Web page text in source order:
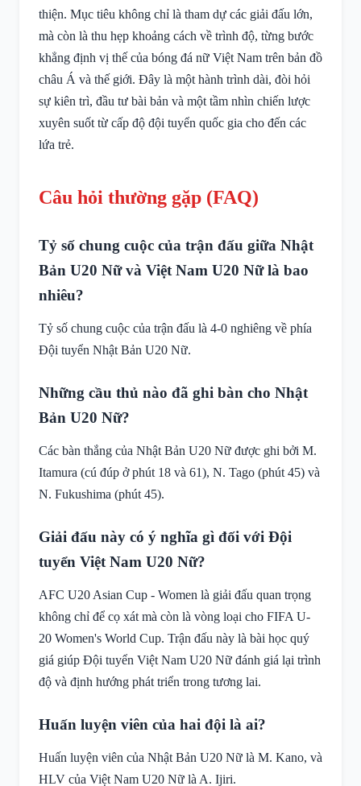
thiện. Mục tiêu không chỉ là tham dự các giải đấu lớn,
mà còn là thu hẹp khoảng cách về trình độ, từng bước
khẳng định vị thế của bóng đá nữ Việt Nam trên bản đồ
châu Á và thế giới. Đây là một hành trình dài, đòi hỏi
sự kiên trì, đầu tư bài bản và một tầm nhìn chiến lược
xuyên suốt từ cấp độ đội tuyển quốc gia cho đến các
lứa trẻ.
Câu hỏi thường gặp (FAQ)
Tỷ số chung cuộc của trận đấu giữa Nhật
Bản U20 Nữ và Việt Nam U20 Nữ là bao
nhiêu?
Tỷ số chung cuộc của trận đấu là 4-0 nghiêng về phía
Đội tuyển Nhật Bản U20 Nữ.
Những cầu thủ nào đã ghi bàn cho Nhật
Bản U20 Nữ?
Các bàn thắng của Nhật Bản U20 Nữ được ghi bởi M.
Itamura (cú đúp ở phút 18 và 61), N. Tago (phút 45) và
N. Fukushima (phút 45).
Giải đấu này có ý nghĩa gì đối với Đội
tuyển Việt Nam U20 Nữ?
AFC U20 Asian Cup - Women là giải đấu quan trọng
không chỉ để cọ xát mà còn là vòng loại cho FIFA U-
20 Women's World Cup. Trận đấu này là bài học quý
giá giúp Đội tuyển Việt Nam U20 Nữ đánh giá lại trình
độ và định hướng phát triển trong tương lai.
Huấn luyện viên của hai đội là ai?
Huấn luyện viên của Nhật Bản U20 Nữ là M. Kano, và
HLV của Việt Nam U20 Nữ là A. Ijiri.